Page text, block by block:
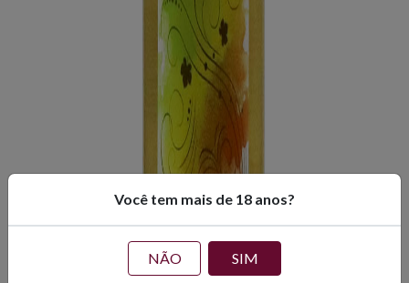
Você tem mais de 18 anos?
NÃO SIM